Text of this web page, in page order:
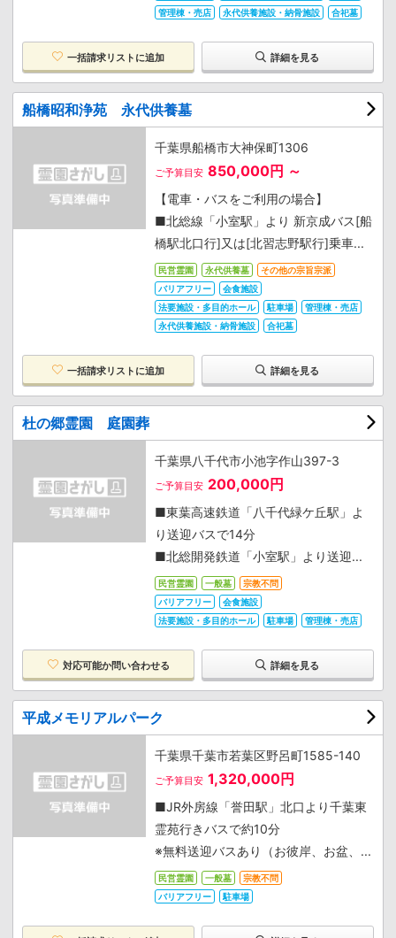
管理棟・売店
永代供養施設・納骨施設 合祀墓
一括請求リストに追加 詳細を見る
船橋昭和浄苑 永代供養墓
千葉県船橋市大神保町1306
ご予算目安 850,000円 ～
【電車・バスをご利用の場合】
■北総線「小室駅」より 新京成バス[船
橋駅北口行]又は[北習志野駅行]乗車...
民営霊園 永代供養墓
その他の宗旨宗派
バリアフリー
会食施設
法要施設・多目的ホール
駐車場
管理棟・売店
永代供養施設・納骨施設
合祀墓
一括請求リストに追加 詳細を見る
杜の郷霊園 庭園葬
千葉県八千代市小池字作山397-3
ご予算目安 200,000円
■東葉高速鉄道「八千代緑ケ丘駅」よ
り送迎バスで14分
■北総開発鉄道「小室駅」より送迎...
民営霊園 一般墓
宗教不問
バリアフリー
会食施設
法要施設・多目的ホール
駐車場 管理棟・売店
対応可能か問い合わせる 詳細を見る
平成メモリアルパーク
千葉県千葉市若葉区野呂町1585-140
ご予算目安 1,320,000円
■JR外房線「誉田駅」北口より千葉東
霊苑行きバスで約10分
※無料送迎バスあり（お彼岸、お盆、...
民営霊園 一般墓
宗教不問
バリアフリー
駐車場